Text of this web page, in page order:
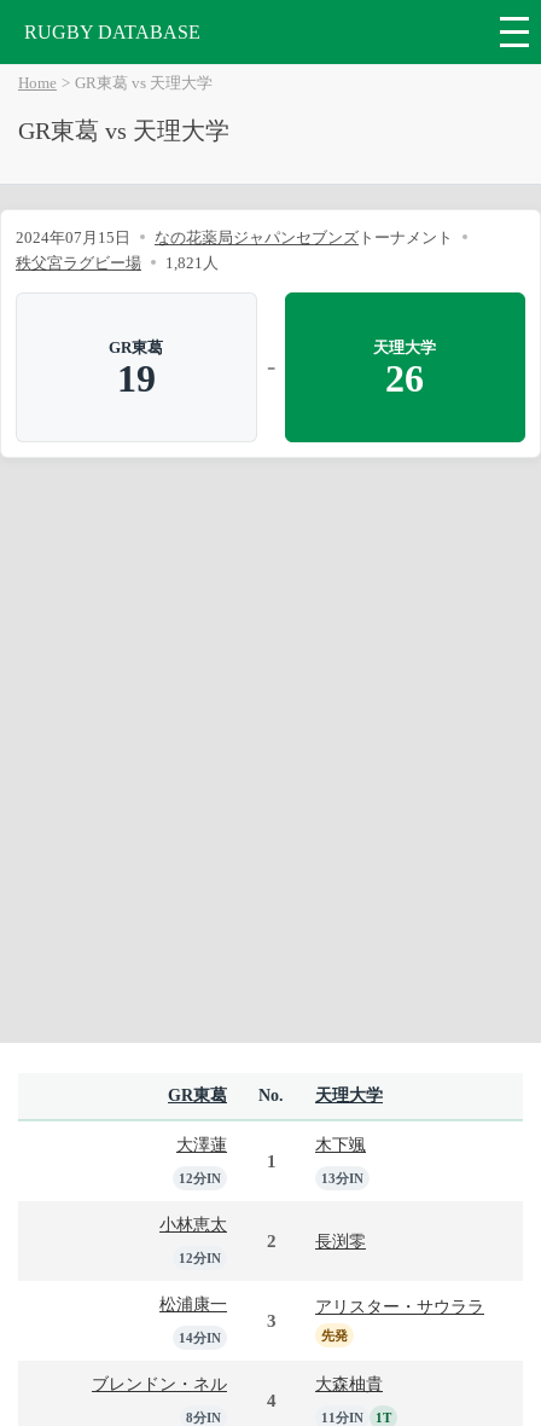
RUGBY DATABASE
Home GR東葛 vs 天理大学
GR東葛 vs 天理大学
2024年07月15日 なの花薬局ジャパンセブンズ トーナメント
秩父宮ラグビー場
1,821人
GR東葛
19 -
天理大学
26
GR東葛 No. 天理大学
大澤蓮
12分IN
1
木下颯
13分IN
小林恵太
12分IN
2 長渕零
松浦康一
14分IN
3
アリスター・サウララ
先発
ブレンドン・ネル
8分IN
4
大森柚貴
11分IN 1T